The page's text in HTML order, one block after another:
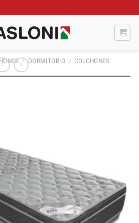
/ DORMITORIO / COLCHONES